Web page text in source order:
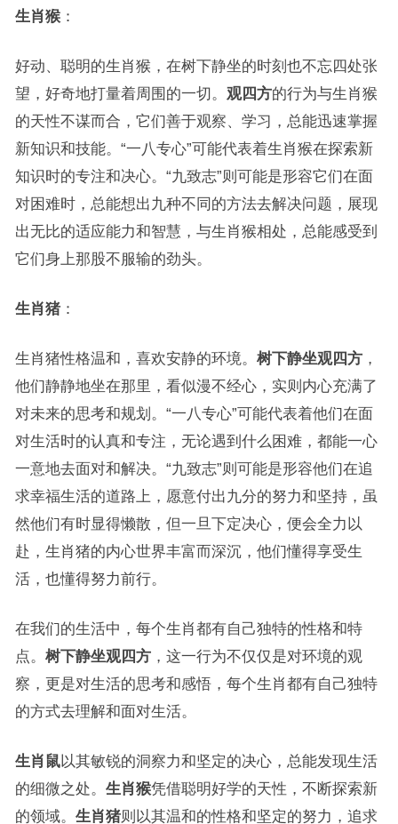
生肖猴：
好动、聪明的生肖猴，在树下静坐的时刻也不忘四处张
望，好奇地打量着周围的一切。 观四方的行为与生肖猴
的天性不谋而合，它们善于观察、学习，总能迅速掌握
新知识和技能。“一八专心”可能代表着生肖猴在探索新
知识时的专注和决心。“九致志”则可能是形容它们在面
对困难时，总能想出九种不同的方法去解决问题，展现
出无比的适应能力和智慧，与生肖猴相处，总能感受到
它们身上那股不服输的劲头。
生肖猪：
生肖猪性格温和，喜欢安静的环境。 树下静坐观四方，
他们静静地坐在那里，看似漫不经心，实则内心充满了
对未来的思考和规划。“一八专心”可能代表着他们在面
对生活时的认真和专注，无论遇到什么困难，都能一心
一意地去面对和解决。“九致志”则可能是形容他们在追
求幸福生活的道路上，愿意付出九分的努力和坚持，虽
然他们有时显得懒散，但一旦下定决心，便会全力以
赴，生肖猪的内心世界丰富而深沉，他们懂得享受生
活，也懂得努力前行。
在我们的生活中，每个生肖都有自己独特的性格和特
点。 树下静坐观四方，这一行为不仅仅是对环境的观
察，更是对生活的思考和感悟，每个生肖都有自己独特
的方式去理解和面对生活。
生肖鼠以其敏锐的洞察力和坚定的决心，总能发现生活
的细微之处。 生肖猴凭借聪明好学的天性，不断探索新
的领域。 生肖猪则以其温和的性格和坚定的努力，追求